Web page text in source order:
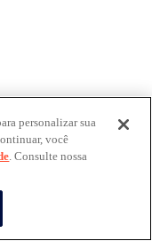
personalizar sua
você
. Consulte nossa